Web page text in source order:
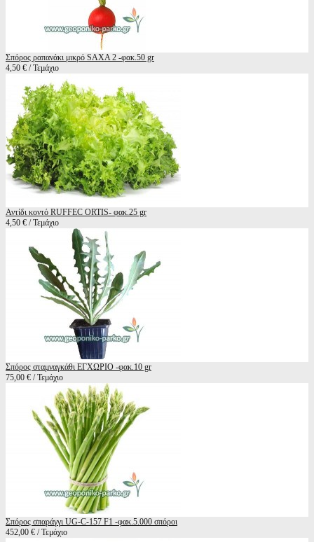
Σπόρος ραπανάκι μικρό SAXA 2 -φακ.50 gr
4,50 € / Τεμάχιο
Αντίδι κοντό RUFFEC ORTIS- φακ.25 gr
4,50 € / Τεμάχιο
Σπόρος σταμναγκάθι ΕΓΧΩΡΙΟ -φακ.10 gr
75,00 € / Τεμάχιο
Σπόρος σπαράγγι UG-C-157 F1 -φακ.5.000 σπόροι
452,00 € / Τεμάχιο